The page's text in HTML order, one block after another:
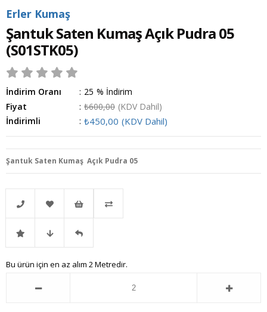
Erler Kumaş
Şantuk Saten Kumaş Açık Pudra 05
(S01STK05)
İndirim Oranı : %
25
İndirim
Fiyat
: ₺600,00 (KDV Dahil)
İndirimli
: ₺450,00 (KDV Dahil)
Şantuk Saten Kumaş Açık Pudra 05
Telefonla
Sipariş
Favorilere
Ekle
İstek
Listeme
İndirimli Fiyat Gelince
Bu ürün için en az alım 2 Metredir.